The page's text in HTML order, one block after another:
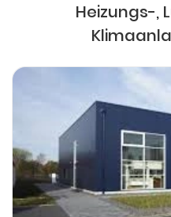
Heizungs-,